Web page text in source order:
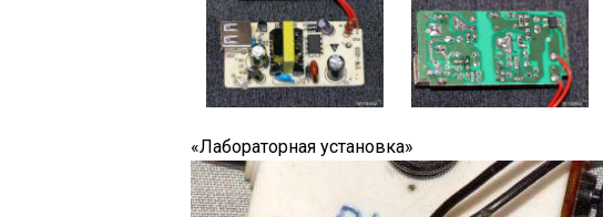
«Лабораторная установка»